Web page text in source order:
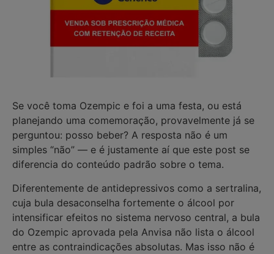
Se você toma Ozempic e foi a uma festa, ou está
planejando uma comemoração, provavelmente já se
perguntou: posso beber? A resposta não é um
simples “não” — e é justamente aí que este post se
diferencia do conteúdo padrão sobre o tema.
Diferentemente de antidepressivos como a sertralina,
cuja bula desaconselha fortemente o álcool por
intensificar efeitos no sistema nervoso central, a bula
do Ozempic aprovada pela Anvisa não lista o álcool
entre as contraindicações absolutas. Mas isso não é